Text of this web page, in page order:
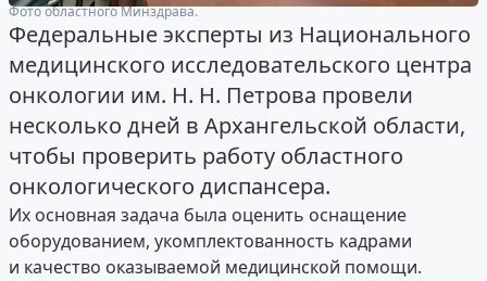
Фото областного Минздрава.
Федеральные эксперты из Национального
медицинского исследовательского центра
онкологии им. Н. Н. Петрова провели
несколько дней в Архангельской области,
чтобы проверить работу областного
онкологического диспансера.
Их основная задача была оценить оснащение
оборудованием, укомплектованность кадрами
и качество оказываемой медицинской помощи.